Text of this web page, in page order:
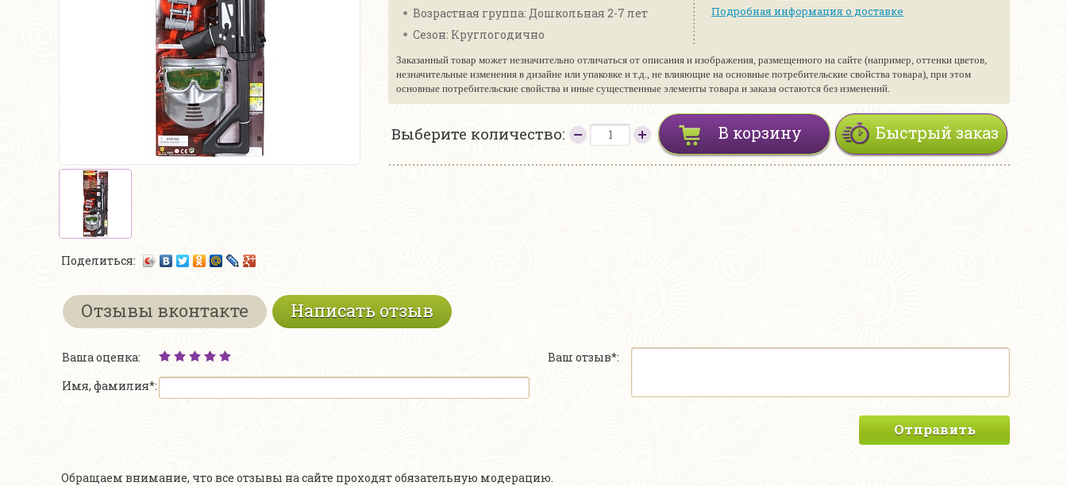
Поделиться:
Возрастная группа: Дошкольная 2-7 лет
Сезон: Круглогодично
Подробная информация о доставке
Заказанный товар может незначительно отличаться от описания и изображения, размещенного на сайте (например, оттенки цветов,
незначительные изменения в дизайне или упаковке и т.д., не влияющие на основные потребительские свойства товара), при этом
основные потребительские свойства и иные существенные элементы товара и заказа остаются без изменений.
Выберите количество: Быстрый заказ
В корзину
Отзывы вконтакте Написать отзыв
Ваша оценка:
Имя, фамилия*:
Ваш отзыв*:
Отправить
Обращаем внимание, что все отзывы на сайте проходят обязательную модерацию.